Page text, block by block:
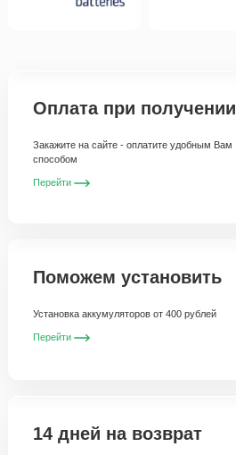
Оплата при получении
Закажите на сайте - оплатите удобным Вам
способом
Перейти
Поможем установить
Установка аккумуляторов от 400 рублей
Перейти
14 дней на возврат